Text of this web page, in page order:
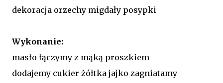
dekoracja orzechy migdały posypki
Wykonanie:
masło łączymy z mąką proszkiem
dodajemy cukier żółtka jajko zagniatamy